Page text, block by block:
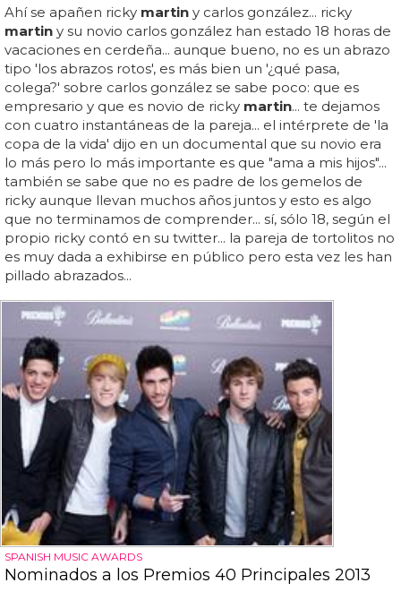
Ahí se apañen ricky martin y carlos gonzález... ricky
martin y su novio carlos gonzález han estado 18 horas de
vacaciones en cerdeña... aunque bueno, no es un abrazo
tipo 'los abrazos rotos', es más bien un '¿qué pasa,
colega?' sobre carlos gonzález se sabe poco: que es
empresario y que es novio de ricky martin... te dejamos
con cuatro instantáneas de la pareja... el intérprete de 'la
copa de la vida' dijo en un documental que su novio era
lo más pero lo más importante es que "ama a mis hijos"...
también se sabe que no es padre de los gemelos de
ricky aunque llevan muchos años juntos y esto es algo
que no terminamos de comprender... sí, sólo 18, según el
propio ricky contó en su twitter... la pareja de tortolitos no
es muy dada a exhibirse en público pero esta vez les han
pillado abrazados...
SPANISH MUSIC AWARDS
Nominados a los Premios 40 Principales 2013